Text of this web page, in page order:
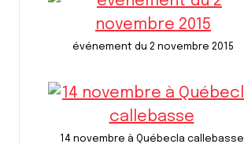
événement du 2 novembre 2015
14 novembre à Québecla callebasse